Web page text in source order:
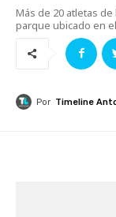
Más de 20 atletas
parque ubicado en
Por Timeline